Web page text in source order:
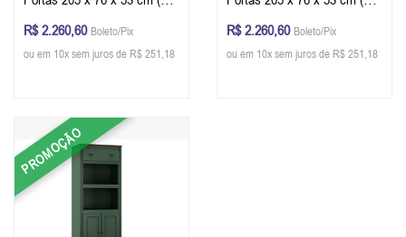
Glazer
R$ 2.260,60 Boleto/Pix
ou em 10x sem juros de R$ 251,18
Glazer
R$ 2.260,60 Boleto/Pix
ou em 10x sem juros de R$ 251,18
PROMOÇÃO